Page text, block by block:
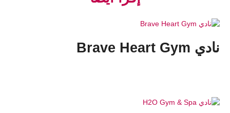
نادي Brave Heart Gym